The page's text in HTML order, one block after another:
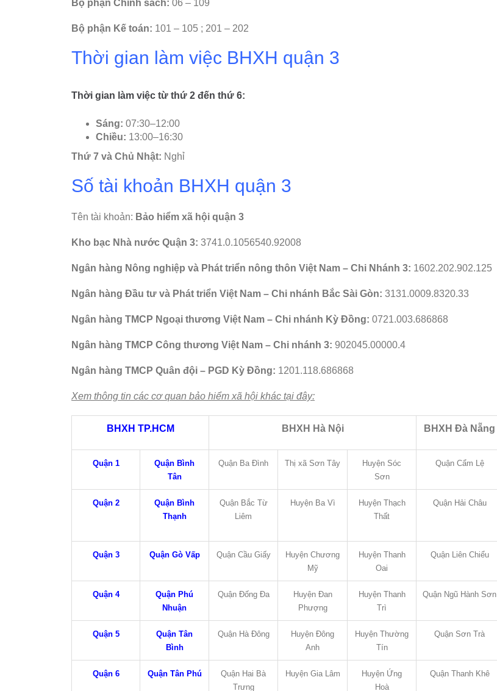
Bộ phận Chính sách: 06 – 109
Bộ phận Kế toán: 101 – 105 ; 201 – 202
Thời gian làm việc BHXH quận 3
Thời gian làm việc từ thứ 2 đến thứ 6:
Sáng: 07:30–12:00
Chiều: 13:00–16:30
Thứ 7 và Chủ Nhật: Nghỉ
Số tài khoản BHXH quận 3
Tên tài khoản: Bảo hiểm xã hội quận 3
Kho bạc Nhà nước Quận 3: 3741.0.1056540.92008
Ngân hàng Nông nghiệp và Phát triển nông thôn Việt Nam – Chi Nhánh 3: 1602.202.902.125
Ngân hàng Đầu tư và Phát triển Việt Nam – Chi nhánh Bắc Sài Gòn: 3131.0009.8320.33
Ngân hàng TMCP Ngoại thương Việt Nam – Chi nhánh Kỳ Đồng: 0721.003.686868
Ngân hàng TMCP Công thương Việt Nam – Chi nhánh 3: 902045.00000.4
Ngân hàng TMCP Quân đội – PGD Kỳ Đồng: 1201.118.686868
Xem thông tin các cơ quan bảo hiểm xã hội khác tại đây:
BHXH TP.HCM BHXH Hà Nội BHXH Đà Nẵng
Quận 1
Quận Bình
Tân
Quận Ba Đình Thị xã Sơn Tây
Huyện Sóc
Sơn
Quận Cẩm Lệ
Quận 2
Quận Bình
Thạnh
Quận Bắc Từ
Liêm
Huyện Ba Vì
Huyện Thạch
Thất
Quận Hải Châu
Quận 3 Quận Gò Vấp Quận Cầu Giấy
Huyện Chương
Mỹ
Huyện Thanh
Oai
Quận Liên Chiểu
Quận 4
Quận Phú
Nhuận
Quận Đống Đa
Huyện Đan
Phượng
Huyện Thanh
Trì
Quận Ngũ Hành Sơn
Quận 5
Quận Tân
Bình
Quận Hà Đông
Huyện Đông
Anh
Huyện Thường
Tín
Quận Sơn Trà
Quận 6 Quận Tân Phú
Quận Hai Bà
Trưng
Huyện Gia Lâm
Huyện Ứng
Hoà
Quận Thanh Khê